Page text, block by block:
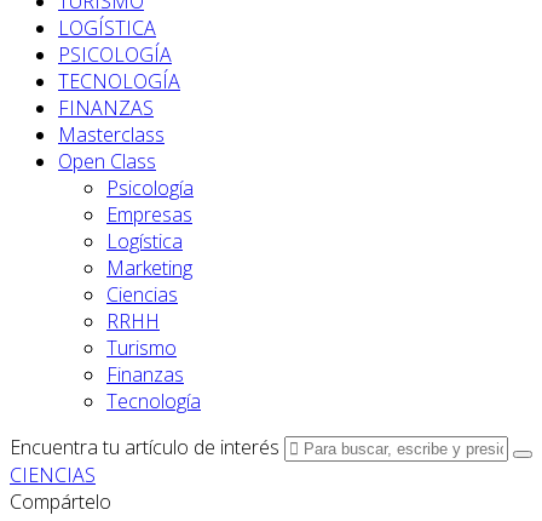
LOGÍSTICA
PSICOLOGÍA
TECNOLOGÍA
FINANZAS
Masterclass
Open Class
Psicología
Empresas
Logística
Marketing
Ciencias
RRHH
Turismo
Finanzas
Tecnología
Encuentra tu artículo de interés
CIENCIAS
Compártelo